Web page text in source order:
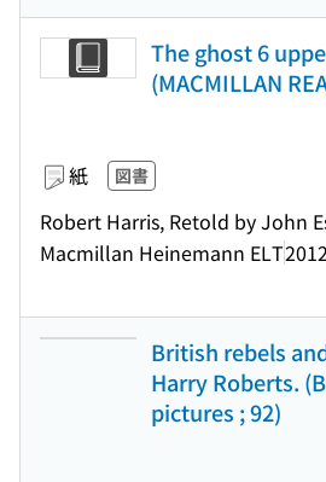
The ghost 6
(MACMILLAN
紙 図書
Robert Harris, Retold by John
Macmillan Heinemann ELT2012
British rebels
Harry Roberts.
pictures ; 92)